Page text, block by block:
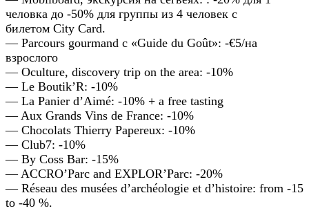
человка до -50% для группы из 4 человек с
билетом City Card.
— Parcours gourmand с «Guide du Goût»: -€5/на
взрослого
— Oculture, discovery trip on the area: -10%
— Le Boutik’R: -10%
— La Panier d’Aimé: -10% + a free tasting
— Aux Grands Vins de France: -10%
— Chocolats Thierry Papereux: -10%
— Club7: -10%
— By Coss Bar: -15%
— ACCRO’Parc and EXPLOR’Parc: -20%
— Réseau des musées d’archéologie et d’histoire: from -15
to -40 %.